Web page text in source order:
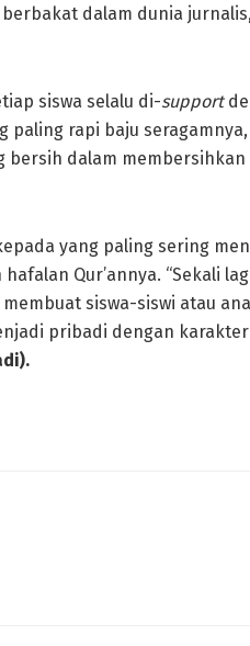
dalam dunia
siswa selalu di-support
paling rapi baju
bersih dalam
yang paling sering
Qur’annya. “Sekali
siswa-siswi atau
pribadi dengan
).